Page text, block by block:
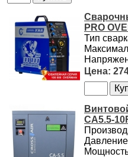
PRO
Тип
CA5.5-